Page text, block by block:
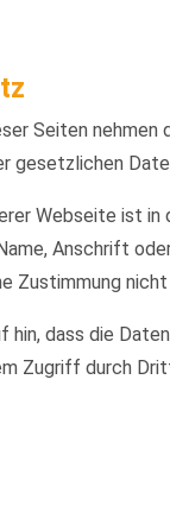
Seiten nehmen
gesetzlichen
Webseite ist
Anschrift
Zustimmung
hin, dass die
Zugriff durch